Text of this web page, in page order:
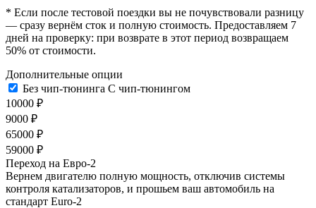
* Если после тестовой поездки вы не почувствовали разницу
— сразу вернём сток и полную стоимость. Предоставляем 7
дней на проверку: при возврате в этот период возвращаем
50% от стоимости.
Дополнительные опции
Без чип-тюнинга С чип-тюнингом
10000 ₽
9000 ₽
65000 ₽
59000 ₽
Переход на Евро-2
Вернем двигателю полную мощность, отключив системы
контроля катализаторов, и прошьем ваш автомобиль на
стандарт Euro-2